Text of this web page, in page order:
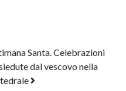
Santa. Celebrazioni
dal vescovo nella